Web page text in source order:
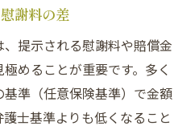
謝料の差
提示される慰謝料や賠償金
めることが重要です。多く
準（任意保険基準）で金額
士基準よりも低くなること